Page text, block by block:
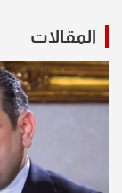
المقالات